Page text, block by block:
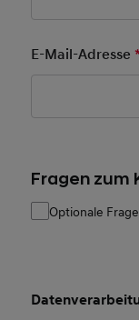
E-Mail-Adresse
Fragen zum
Optionale